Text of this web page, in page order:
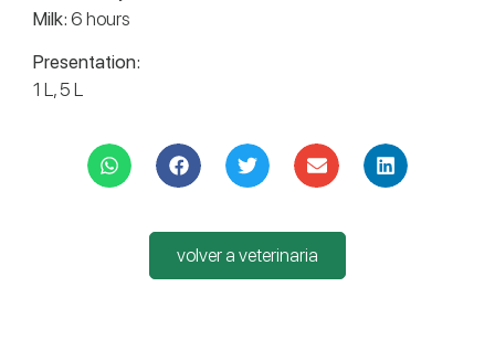
Milk: 6 hours
Presentation:
1 L, 5 L
volver a veterinaria